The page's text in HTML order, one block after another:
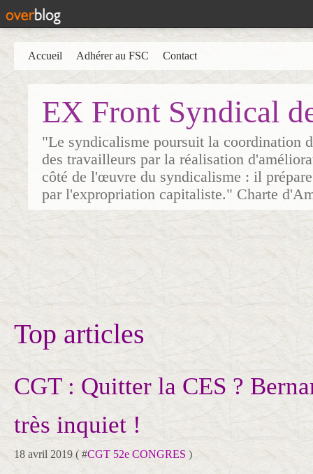
EX Front Syndical
"Le syndicalisme poursuit la coordination
des travailleurs par la réalisation
côté de l'œuvre du syndicalisme : il
par l'expropriation capitaliste." Charte
Accueil Adhérer au FSC Contact
Top articles
CGT : Quitter la CES ?
très inquiet !
18 avril 2019 ( #CGT 52e CONGRES )